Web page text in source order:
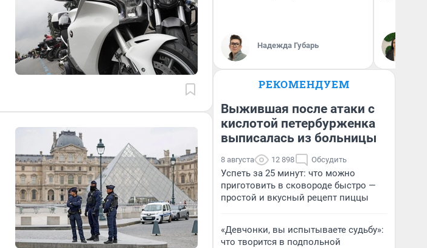
Надежда Губарь
РЕКОМЕНДУЕМ
Выжившая после атаки с
кислотой петербурженка
выписалась из больницы
8 августа 12 898 Обсудить
Успеть за 25 минут: что можно
приготовить в сковороде быстро —
простой и вкусный рецепт пиццы
«Девчонки, вы испытываете судьбу»:
что творится в подпольной